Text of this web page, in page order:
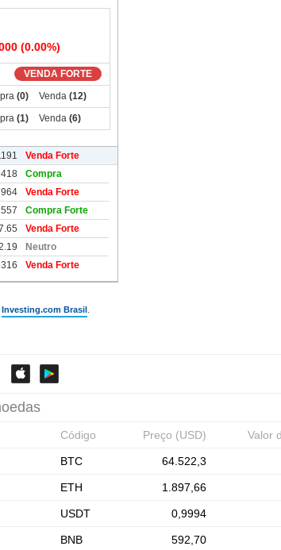
Investing.com Brasil